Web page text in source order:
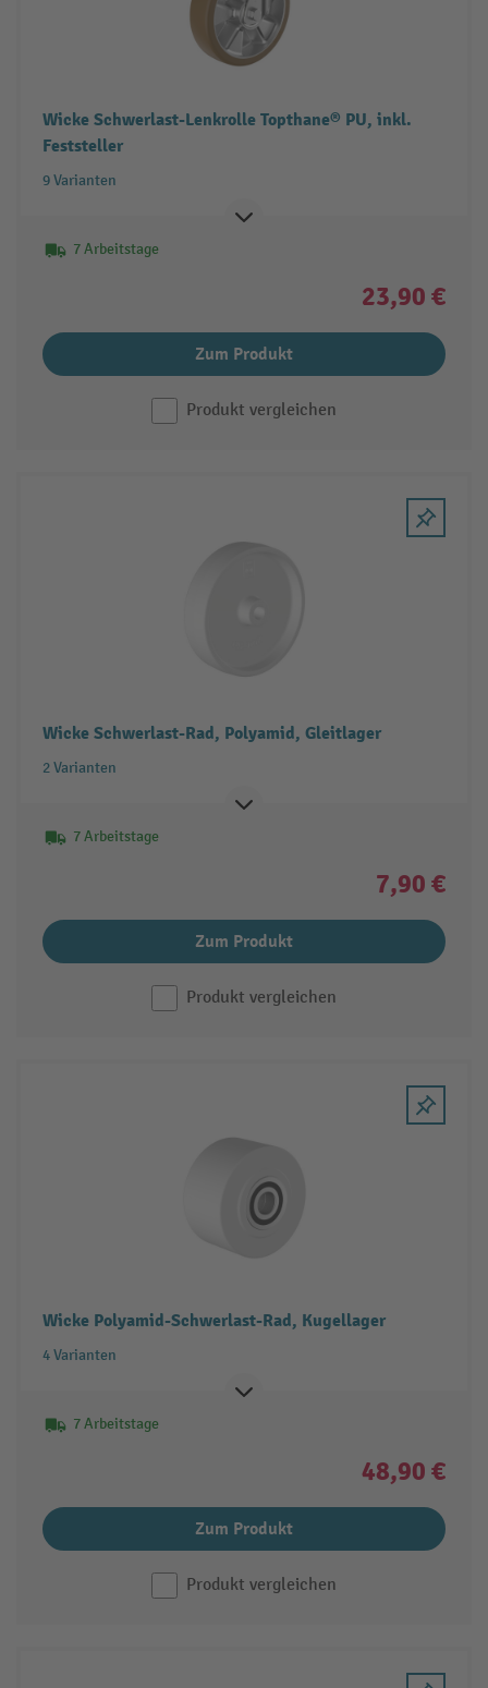
Wicke Schwerlast-Lenkrolle Topthane® PU, inkl.
Feststeller
9 Varianten
7 Arbeitstage
23,90 €
Zum Produkt
Produkt vergleichen
Wicke Schwerlast-Rad, Polyamid, Gleitlager
2 Varianten
7 Arbeitstage
7,90 €
Zum Produkt
Produkt vergleichen
Wicke Polyamid-Schwerlast-Rad, Kugellager
4 Varianten
7 Arbeitstage
48,90 €
Zum Produkt
Produkt vergleichen